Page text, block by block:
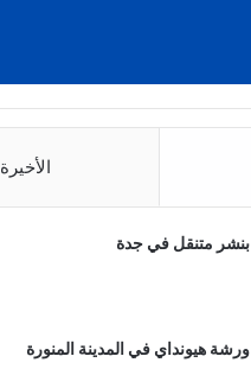
الأخيرة
بنشر متنقل في جدة
ورشة هيونداي في المدينة المنورة